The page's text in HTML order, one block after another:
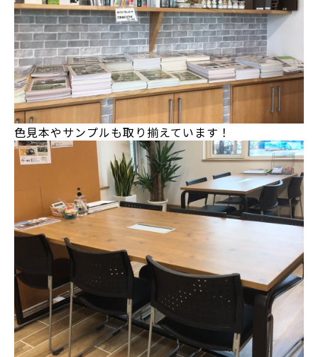
色見本やサンプルも取り揃えています！